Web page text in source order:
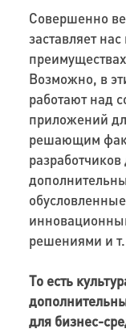
Совершенно
заставляет
Возможно, в
работают над
приложений
решающим
разработчиков
решениями и
То есть
для бизнес-